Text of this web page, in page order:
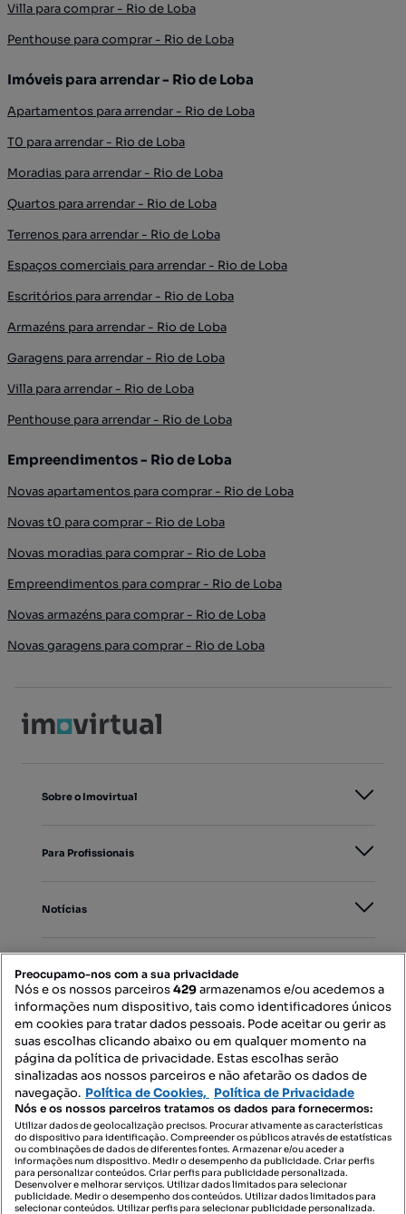
Villa para comprar - Rio de Loba
Penthouse para comprar - Rio de Loba
Imóveis para arrendar - Rio de Loba
Apartamentos para arrendar - Rio de Loba
T0 para arrendar - Rio de Loba
Moradias para arrendar - Rio de Loba
Quartos para arrendar - Rio de Loba
Terrenos para arrendar - Rio de Loba
Espaços comerciais para arrendar - Rio de Loba
Escritórios para arrendar - Rio de Loba
Armazéns para arrendar - Rio de Loba
Garagens para arrendar - Rio de Loba
Villa para arrendar - Rio de Loba
Penthouse para arrendar - Rio de Loba
Empreendimentos - Rio de Loba
Novas apartamentos para comprar - Rio de Loba
Novas t0 para comprar - Rio de Loba
Novas moradias para comprar - Rio de Loba
Empreendimentos para comprar - Rio de Loba
Novas armazéns para comprar - Rio de Loba
Novas garagens para comprar - Rio de Loba
Sobre o Imovirtual
Para Profissionais
Notícias
Mapa do Site
Contacte-nos
SIGA-NOS:
Preocupamo-nos com a sua privacidade
Nós e os nossos parceiros429armazenamos e/ou acedemos a
informações num dispositivo, tais como identificadores únicos
em cookies para tratar dados pessoais. Pode aceitar ou gerir as
suas escolhas clicando abaixo ou em qualquer momento na
página da política de privacidade. Estas escolhas serão
sinalizadas aos nossos parceiros e não afetarão os dados de
navegação. Política de Cookies, Política de Privacidade
Nós e os nossos parceiros tratamos os dados para fornecermos:
Utilizar dados de geolocalização precisos. Procurar ativamente as características
do dispositivo para identificação. Compreender os públicos através de estatísticas
ou combinações de dados de diferentes fontes. Armazenar e/ou aceder a
informações num dispositivo. Medir o desempenho da publicidade. Criar perfis
para personalizar conteúdos. Criar perfis para publicidade personalizada.
Desenvolver e melhorar serviços. Utilizar dados limitados para selecionar
publicidade. Medir o desempenho dos conteúdos. Utilizar dados limitados para
selecionar conteúdos. Utilizar perfis para selecionar publicidade personalizada.